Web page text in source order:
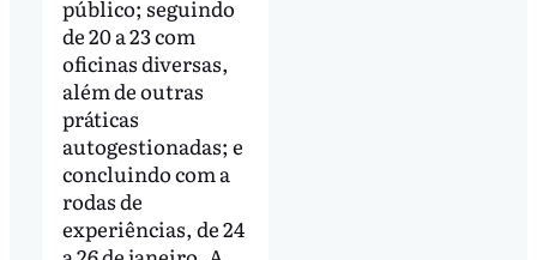
público; seguindo
de 20 a 23 com
oficinas diversas,
além de outras
práticas
autogestionadas; e
concluindo com a
rodas de
experiências, de 24